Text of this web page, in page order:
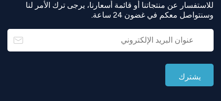
للاستفسار عن منتجاتنا أو قائمة أسعارنا، يرجى ترك الأمر لنا
وسنتواصل معكم في غضون 24 ساعة.